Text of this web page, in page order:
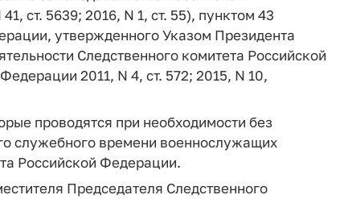
ст. 5639; 2016, N 1, ст. 55), пунктом 43
утвержденного Указом Президента
Следственного комитета Российской
2011, N 4, ст. 572; 2015, N 10,
проводятся при необходимости без
служебного времени военнослужащих
Российской Федерации.
Председателя Следственного